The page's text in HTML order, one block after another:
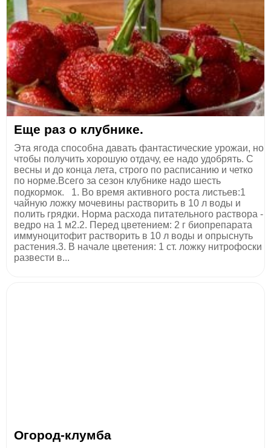
Еще раз о клубнике.
Эта ягода способна давать фантастические урожаи, но
чтобы получить хорошую отдачу, ее надо удобрять. С
весны и до конца лета, строго по расписанию и четко
по норме.Всего за сезон клубнике надо шесть
подкормок.⠀1. Во время активного роста листьев:1
чайную ложку мочевины растворить в 10 л воды и
полить грядки. Норма расхода питательного раствора -
ведро на 1 м2.2. Перед цветением: 2 г биопрепарата
иммуноцитофит растворить в 10 л воды и опрыснуть
растения.3. В начале цветения: 1 ст. ложку нитрофоски
развести в...
​Огород-клумба